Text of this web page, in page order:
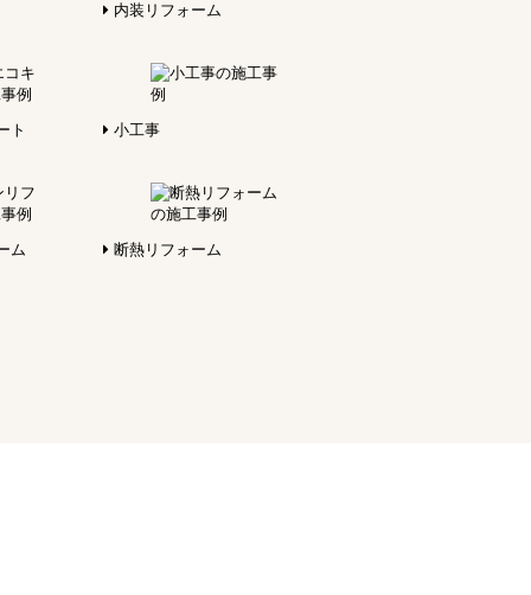
内装リフォーム
ト 小工事
ム 断熱リフォーム